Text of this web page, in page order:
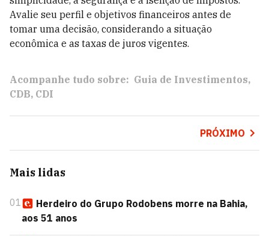
Avalie seu perfil e objetivos financeiros antes de
tomar uma decisão, considerando a situação
econômica e as taxas de juros vigentes.
Acompanhe tudo sobre: Guia de Investimentos
CDB CDI
PRÓXIMO
Mais lidas
01
Herdeiro do Grupo Rodobens morre na Bahia,
aos 51 anos